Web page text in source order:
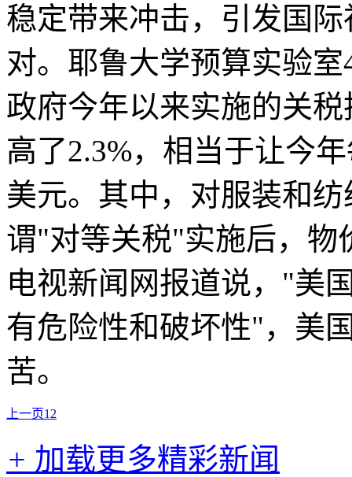
稳定带来冲击，引发国
对。耶鲁大学预算实验
政府今年以来实施的关
高了2.3%，相当于让今
美元。其中，对服装和
谓"对等关税"实施后，物
电视新闻网报道说，"美
有危险性和破坏性"，美
苦。
上一页1 2
+ 加载更多精彩新闻